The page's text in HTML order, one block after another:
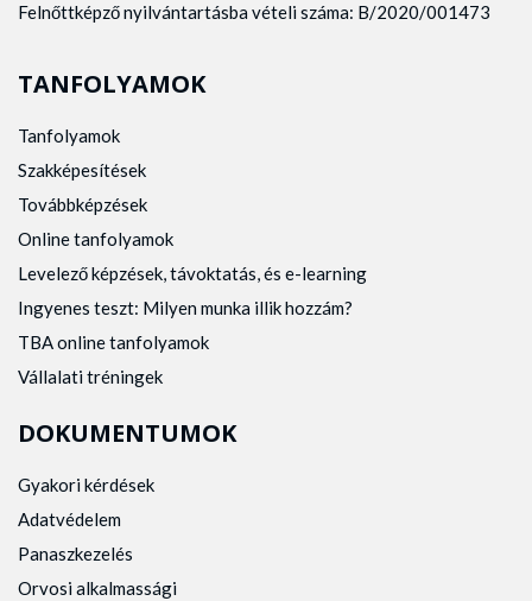
Felnőttképző nyilvántartásba vételi száma: B/2020/001473
TANFOLYAMOK
Tanfolyamok
Szakképesítések
Továbbképzések
Online tanfolyamok
Levelező képzések, távoktatás, és e-learning
Ingyenes teszt: Milyen munka illik hozzám?
TBA online tanfolyamok
Vállalati tréningek
DOKUMENTUMOK
Gyakori kérdések
Adatvédelem
Panaszkezelés
Orvosi alkalmassági